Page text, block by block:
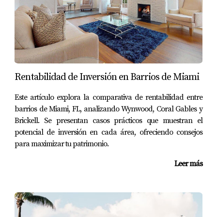
cuenta este costo adicional. A menudo, los inversores
pueden negociar estos términos antes de cerrar la
transacción para asegurarse de que ambas partes estén
protegidas.
Caso 3: Exenciones y excepciones
vendiendo una propiedad valorada en $250,000. Dado
que el precio está por debajo del umbral establecido por
FIRPTA para la exención (menos de $300,000), Carlos no
tendrá que preocuparse por la retención del 15%. Este
Conclusión
Rentabilidad de Inversión en Barrios de Miami
Este artículo explora la comparativa de rentabilidad entre
barrios de Miami, FL, analizando Wynwood, Coral Gables y
Brickell. Se presentan casos prácticos que muestran el
potencial de inversión en cada área, ofreciendo consejos
para maximizar tu patrimonio.
Leer más